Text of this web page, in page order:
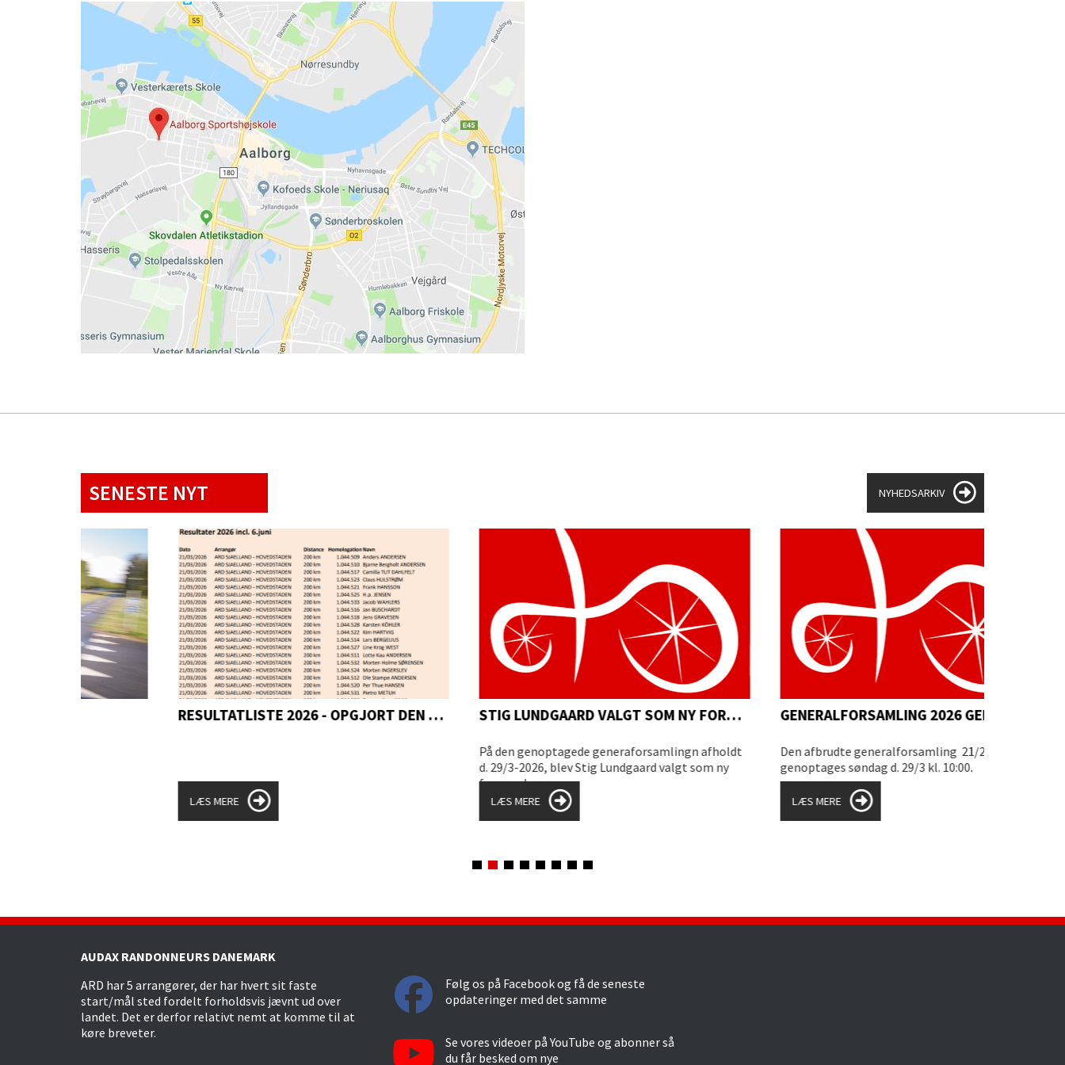
SENESTE NYT NYHEDSARKIV
RESULTATLISTE 2026 - OPGJORT DEN 06. JUNI STIG LUNDGAARD VALGT SOM NY FORMAND
På den genoptagede generaforsamlingn afholdt
d. 29/3-2026, blev Stig Lundgaard valgt som ny
GENERALFORSAMLING 2026 GENOPTAGES SØNDAG D. 29/3-2026
Den afbrudte generalforsamling 21/2-2026
genoptages søndag d. 29/3 kl. 10:00.
Eneste punkt på dagsordenen er valg af formand.
AUDAX RANDONNEURS DANEMARK
ARD har 5 arrangører, der har hvert sit faste
start/mål sted fordelt forholdsvis jævnt ud over
landet. Det er derfor relativt nemt at komme til at
køre breveter.
Følg os på Facebook og få de seneste
opdateringer med det samme
Se vores videoer på YouTube og abonner så
du får besked om nye